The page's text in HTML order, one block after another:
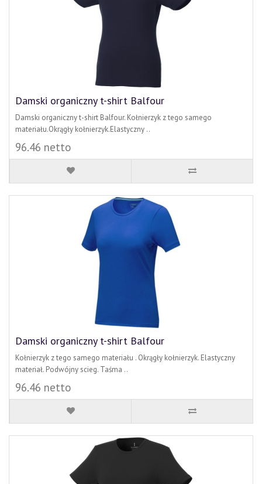
Damski organiczny t-shirt Balfour
Damski organiczny t-shirt Balfour. Kołnierzyk z tego samego
materiału.Okrągły kołnierzyk.Elastyczny ..
96.46 netto
Damski organiczny t-shirt Balfour
Kołnierzyk z tego samego materiału . Okrągły kołnierzyk. Elastyczny
materiał. Podwójny scieg. Taśma ..
96.46 netto